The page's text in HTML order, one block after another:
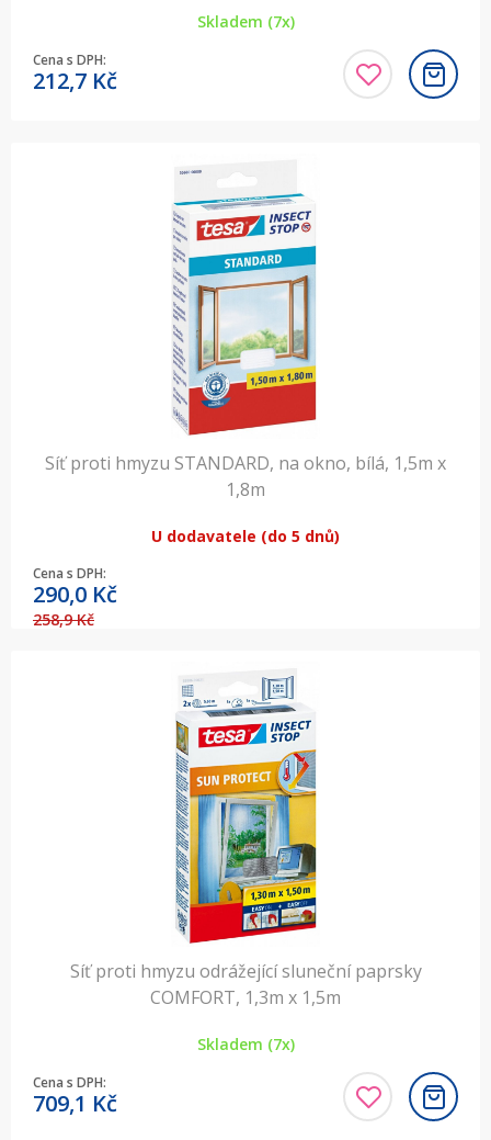
Skladem (7x)
Cena s DPH:
212,7 Kč
Síť proti hmyzu STANDARD, na okno, bílá, 1,5m x
1,8m
U dodavatele (do 5 dnů)
Cena s DPH:
290,0 Kč
258,9 Kč
Síť proti hmyzu odrážející sluneční paprsky
COMFORT, 1,3m x 1,5m
Skladem (7x)
Cena s DPH:
709,1 Kč